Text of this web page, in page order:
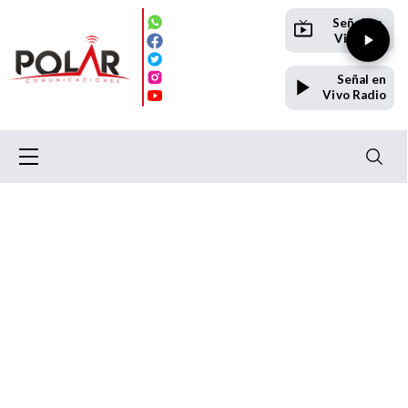
Señal en
Vivo TV
Señal en
Vivo Radio